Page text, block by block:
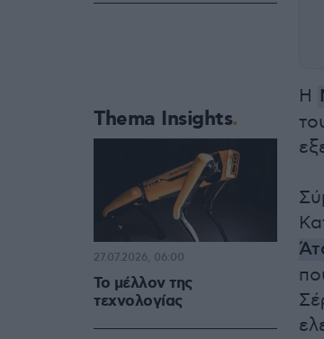
Η
Thema Insights
Το μέλλον της
τεχνολογίας
27.07.2026, 06:00